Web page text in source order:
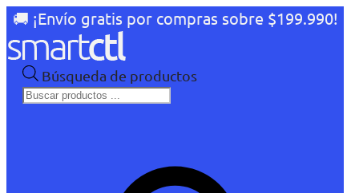
🚚 ¡Envío gratis por compras sobre $199.990!
Búsqueda de productos